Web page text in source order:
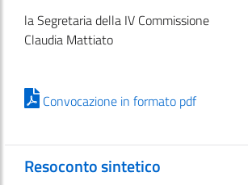
la Segretaria della IV Commissione
Claudia Mattiato
Convocazione in formato pdf
Resoconto sintetico